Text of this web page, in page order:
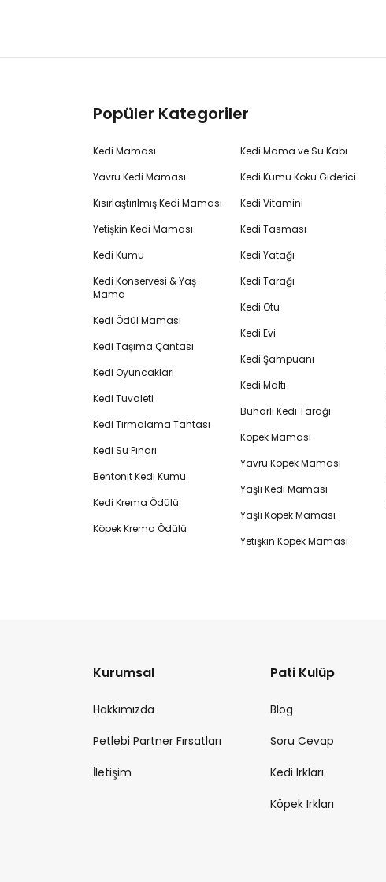
Popüler Kategoriler
Kedi Maması
Yavru Kedi Maması
Kısırlaştırılmış Kedi Maması
Yetişkin Kedi Maması
Kedi Kumu
Kedi Konservesi & Yaş
Mama
Kedi Ödül Maması
Kedi Taşıma Çantası
Kedi Oyuncakları
Kedi Tuvaleti
Kedi Tırmalama Tahtası
Kedi Su Pınarı
Bentonit Kedi Kumu
Kedi Krema Ödülü
Köpek Krema Ödülü
Kedi Mama ve Su Kabı
Kedi Kumu Koku Giderici
Kedi Vitamini
Kedi Tasması
Kedi Yatağı
Kedi Tarağı
Kedi Otu
Kedi Evi
Kedi Şampuanı
Kedi Maltı
Buharlı Kedi Tarağı
Köpek Maması
Yavru Köpek Maması
Yaşlı Kedi Maması
Yaşlı Köpek Maması
Yetişkin Köpek Maması
Kurumsal
Hakkımızda
Petlebi Partner Fırsatları
İletişim
Pati Kulüp
Blog
Soru Cevap
Kedi Irkları
Köpek Irkları